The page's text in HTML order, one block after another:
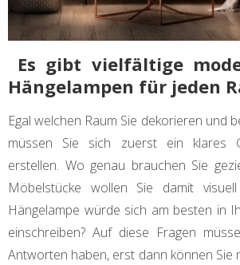
Es gibt vielfältige
Hängelampen für jeden
Egal welchen Raum Sie dekorieren und
müssen Sie sich zuerst ein klares
erstellen. Wo genau brauchen Sie
Möbelstücke wollen Sie damit
Hängelampe würde sich am besten in
einschreiben? Auf diese Fragen
Antworten haben, erst dann können Sie